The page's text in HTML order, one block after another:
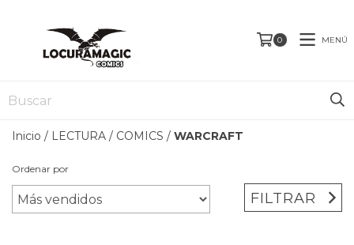
0 MENÚ
Inicio / LECTURA / COMICS / WARCRAFT
Ordenar por
FILTRAR